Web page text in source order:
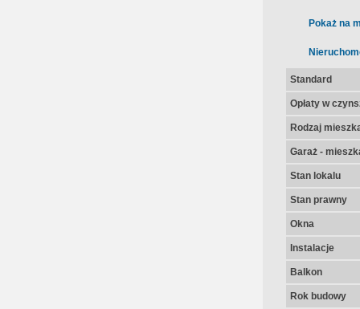
Pokaż na
Standard
Opłaty w
Rodzaj
Garaż -
Stan lokalu
Stan prawny
Okna
Instalacje
Balkon
Rok budowy